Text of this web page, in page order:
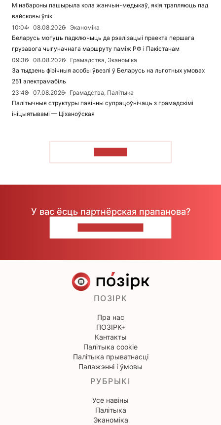
Мінабароны пашырыла кола жанчын-медыкаў, якія трапляюць пад
вайсковы ўлік
10:04
08.08.2026
Эканоміка
Беларусь могуць падключыць да рэалізацыі праекта першага
грузавога чыгуначнага маршруту паміж РФ і Пакістанам
09:36
08.08.2026
Грамадства, Эканоміка
За тыдзень фізічныя асобы ўвезлі ў Беларусь на льготных умовах
251 электрамабіль
23:48
07.08.2026
Грамадства, Палітыка
Палітычныя структуры павінны супрацоўнічаць з грамадскімі
ініцыятывамі — Ціханоўская
У вас ёсць партнёрская прапанова?
ПОЗІРК
Пра нас
ПОЗІРК+
Кантакты
Палітыка cookie
Палітыка прыватнасці
Палажэнні і ўмовы
РУБРЫКІ
Усе навіны
Палітыка
Эканоміка